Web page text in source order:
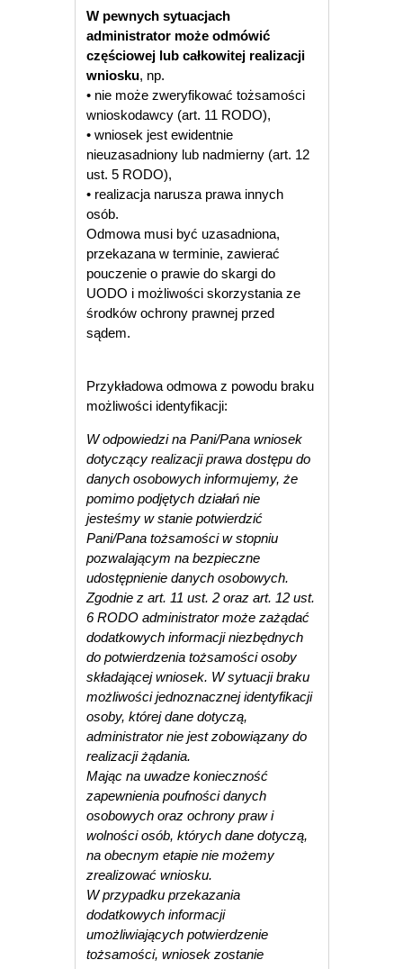
W pewnych sytuacjach
administrator może odmówić
częściowej lub całkowitej realizacji
wniosku, np.
• nie może zweryfikować tożsamości
wnioskodawcy (art. 11 RODO),
• wniosek jest ewidentnie
nieuzasadniony lub nadmierny (art. 12
ust. 5 RODO),
• realizacja narusza prawa innych
osób.
Odmowa musi być uzasadniona,
przekazana w terminie, zawierać
pouczenie o prawie do skargi do
UODO i możliwości skorzystania ze
środków ochrony prawnej przed
sądem.
Przykładowa odmowa z powodu braku
możliwości identyfikacji:
W odpowiedzi na Pani/Pana wniosek
dotyczący realizacji prawa dostępu do
danych osobowych informujemy, że
pomimo podjętych działań nie
jesteśmy w stanie potwierdzić
Pani/Pana tożsamości w stopniu
pozwalającym na bezpieczne
udostępnienie danych osobowych.
Zgodnie z art. 11 ust. 2 oraz art. 12 ust.
6 RODO administrator może zażądać
dodatkowych informacji niezbędnych
do potwierdzenia tożsamości osoby
składającej wniosek. W sytuacji braku
możliwości jednoznacznej identyfikacji
osoby, której dane dotyczą,
administrator nie jest zobowiązany do
realizacji żądania.
Mając na uwadze konieczność
zapewnienia poufności danych
osobowych oraz ochrony praw i
wolności osób, których dane dotyczą,
na obecnym etapie nie możemy
zrealizować wniosku.
W przypadku przekazania
dodatkowych informacji
umożliwiających potwierdzenie
tożsamości, wniosek zostanie